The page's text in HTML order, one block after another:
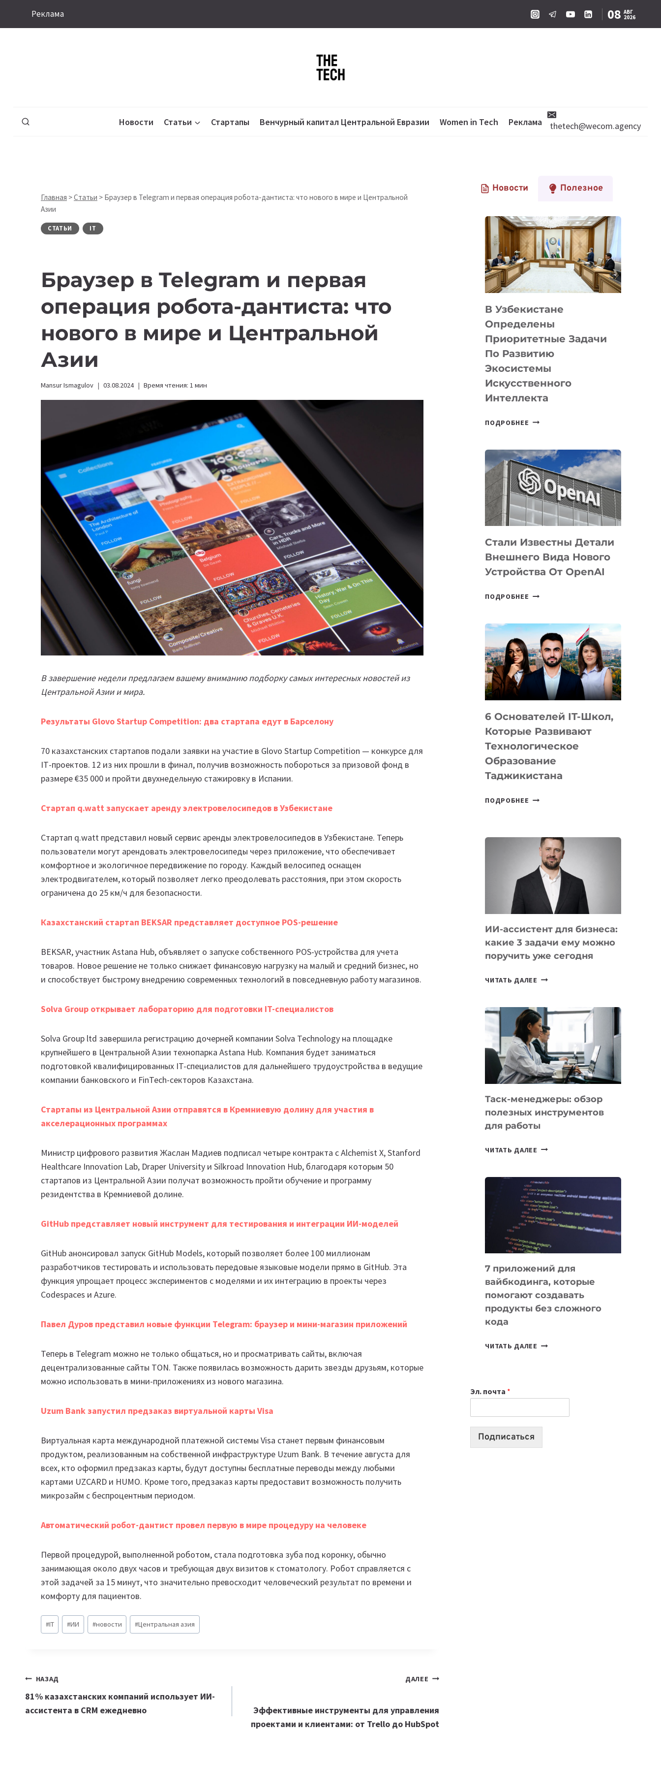
Реклама 08 АВГ
2026
Новости Статьи Стартапы Венчурный капитал Центральной Евразии Women in Tech Реклама thetech@wecom.agency
Главная >Статьи > Браузер в Telegram и первая операция робота-дантиста: что нового в мире и Центральной
Азии
СТАТЬИ IT
Браузер в Telegram и первая
операция робота-дантиста: что
нового в мире и Центральной
Азии
Mansur Ismagulov 03.08.2024 Время чтения: 1 мин
В завершение недели предлагаем вашему вниманию подборку самых интересных новостей из
Центральной Азии и мира.
Результаты Glovo Startup Competition: два стартапа едут в Барселону
70 казахстанских стартапов подали заявки на участие в Glovo Startup Competition — конкурсе для
ІТ-проектов. 12 из них прошли в финал, получив возможность побороться за призовой фонд в
размере €35 000 и пройти двухнедельную стажировку в Испании.
Стартап q.watt запускает аренду электровелосипедов в Узбекистане
Стартап q.watt представил новый сервис аренды электровелосипедов в Узбекистане. Теперь
пользователи могут арендовать электровелосипеды через приложение, что обеспечивает
комфортное и экологичное передвижение по городу. Каждый велосипед оснащен
электродвигателем, который позволяет легко преодолевать расстояния, при этом скорость
ограничена до 25 км/ч для безопасности.
Казахстанский стартап BEKSAR представляет доступное POS-решение
BEKSAR, участник Astana Hub, объявляет о запуске собственного POS-устройства для учета
товаров. Новое решение не только снижает финансовую нагрузку на малый и средний бизнес, но
и способствует быстрому внедрению современных технологий в повседневную работу магазинов.
Solva Group открывает лабораторию для подготовки IT-специалистов
Solva Group ltd завершила регистрацию дочерней компании Solva Technology на площадке
крупнейшего в Центральной Азии технопарка Astana Hub. Компания будет заниматься
подготовкой квалифицированных IT-специалистов для дальнейшего трудоустройства в ведущие
компании банковского и FinTech-секторов Казахстана.
Стартапы из Центральной Азии отправятся в Кремниевую долину для участия в
акселерационных программах
Министр цифрового развития Жаслан Мадиев подписал четыре контракта с Alchemist X, Stanford
Healthcare Innovation Lab, Draper University и Silkroad Innovation Hub, благодаря которым 50
стартапов из Центральной Азии получат возможность пройти обучение и программу
резидентства в Кремниевой долине.
GitHub представляет новый инструмент для тестирования и интеграции ИИ-моделей
GitHub анонсировал запуск GitHub Models, который позволяет более 100 миллионам
разработчиков тестировать и использовать передовые языковые модели прямо в GitHub. Эта
функция упрощает процесс экспериментов с моделями и их интеграцию в проекты через
Codespaces и Azure.
Павел Дуров представил новые функции Telegram: браузер и мини-магазин приложений
Теперь в Telegram можно не только общаться, но и просматривать сайты, включая
децентрализованные сайты TON. Также появилась возможность дарить звезды друзьям, которые
можно использовать в мини-приложениях из нового магазина.
Uzum Bank запустил предзаказ виртуальной карты Visa
Виртуальная карта международной платежной системы Visa станет первым финансовым
продуктом, реализованным на собственной инфраструктуре Uzum Bank. В течение августа для
всех, кто оформил предзаказ карты, будут доступны бесплатные переводы между любыми
картами UZCARD и HUMO. Кроме того, предзаказ карты предоставит возможность получить
микрозайм с беспроцентным периодом.
Автоматический робот-дантист провел первую в мире процедуру на человеке
Первой процедурой, выполненной роботом, стала подготовка зуба под коронку, обычно
занимающая около двух часов и требующая двух визитов к стоматологу. Робот справляется с
этой задачей за 15 минут, что значительно превосходит человеческий результат по времени и
комфорту для пациентов.
Метки
записи:
#IT #ИИ #новости #Центральная азия
Навигация
по
НАЗАД
81% казахстанских компаний использует ИИ-
ассистента в CRM ежедневно
ДАЛЕЕ
Эффективные инструменты для управления
проектами и клиентами: от Trello до HubSpot
Новости Полезное
В Узбекистане
Определены
Приоритетные Задачи
По Развитию
Экосистемы
Искусственного
Интеллекта
ПОДРОБНЕЕ В
ПРИОРИТЕТНЫЕ
ЗАДАЧИ
ПО
РАЗВИТИЮ
ЭКОСИСТЕМЫ
ИСКУССТВЕННОГО
Стали Известны Детали
Внешнего Вида Нового
Устройства От OpenAI
ПОДРОБНЕЕ СТАЛИ
ВНЕШНЕГО
ВИДА
НОВОГО
УСТРОЙСТВА
OPENAI
6 Основателей IT-Школ,
Которые Развивают
Технологическое
Образование
Таджикистана
ПОДРОБНЕЕ
КОТОРЫЕ
РАЗВИВАЮТ
ТЕХНОЛОГИЧЕСКОЕ
ОБРАЗОВАНИЕ
ТАДЖИКИСТАНА
ИИ-ассистент для бизнеса:
какие 3 задачи ему можно
поручить уже сегодня
ЧИТАТЬ ДАЛЕЕ ИИ-
БИЗНЕСА:
КАКИЕ
3
ЗАДАЧИ
ЕМУ
МОЖНО
УЖЕ
СЕГОДНЯ
Таск-менеджеры: обзор
полезных инструментов
для работы
ЧИТАТЬ ДАЛЕЕ ТАСК-
ПОЛЕЗНЫХ
ИНСТРУМЕНТОВ
ДЛЯ
РАБОТЫ
7 приложений для
вайбкодинга, которые
помогают создавать
продукты без сложного
кода
ЧИТАТЬ ДАЛЕЕ
СОЗДАВАТЬ
ПРОДУКТЫ
Эл. почта *
Подписаться